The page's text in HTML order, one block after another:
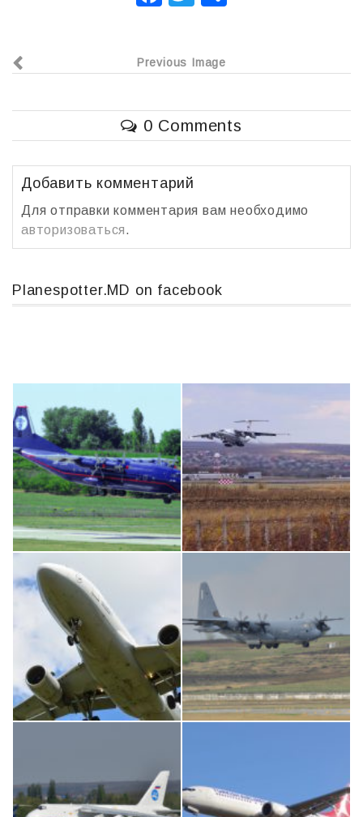
e
o
o
k
er р
в
и
т
ь
Previous Image
0 Comments
Добавить комментарий
Для отправки комментария вам необходимо
авторизоваться.
Planespotter.MD on facebook
An12, UR-CGV IL76, RA-78844